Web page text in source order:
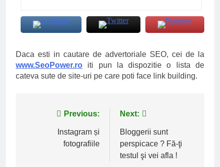
Daca esti in cautare de advertoriale SEO, cei de la
www.SeoPower.ro iti pun la dispozitie o lista de
cateva sute de site-uri pe care poti face link building.
NavigarePrevious:
Instagram și
fotografiile
Next:
Bloggerii sunt
perspicace ? Fă-ţi
testul şi vei afla !